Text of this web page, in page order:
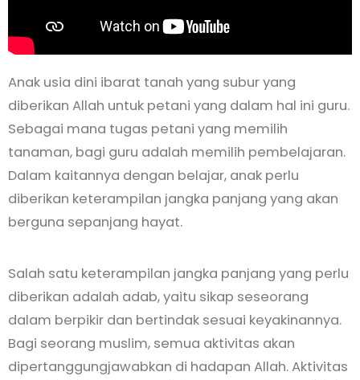
Anak usia dini ibarat tanah yang subur yang
diberikan Allah untuk petani yang dalam hal ini guru.
Sebagai mana tugas petani yang memilih
tanaman, bagi guru adalah memilih pembelajaran.
Dalam kaitannya dengan belajar, anak perlu
diberikan keterampilan jangka panjang yang akan
berguna sepanjang hayat.
Salah satu keterampilan jangka panjang yang perlu
diberikan adalah adab, yaitu sikap seseorang
dalam berpikir dan bertindak sesuai keyakinannya.
Bagi seorang muslim, semua aktivitas akan
dipertanggungjawabkan di hadapan Allah. Aktivitas